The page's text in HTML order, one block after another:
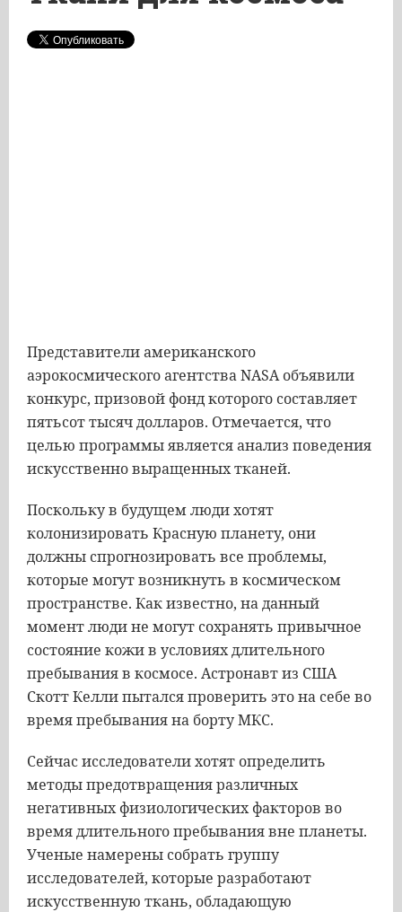
Представители американского
аэрокосмического агентства NASA объявили
конкурс, призовой фонд которого составляет
пятьсот тысяч долларов. Отмечается, что
целью программы является анализ поведения
искусственно выращенных тканей.
Поскольку в будущем люди хотят
колонизировать Красную планету, они
должны спрогнозировать все проблемы,
которые могут возникнуть в космическом
пространстве. Как известно, на данный
момент люди не могут сохранять привычное
состояние кожи в условиях длительного
пребывания в космосе. Астронавт из США
Скотт Келли пытался проверить это на себе во
время пребывания на борту МКС.
Сейчас исследователи хотят определить
методы предотвращения различных
негативных физиологических факторов во
время длительного пребывания вне планеты.
Ученые намерены собрать группу
исследователей, которые разработают
искусственную ткань, обладающую